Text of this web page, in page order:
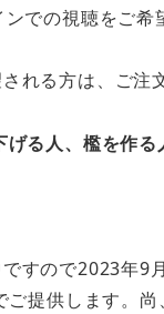
での視聴をご
れる方は、ご
る人、檻を作
すので2023年
提供します。